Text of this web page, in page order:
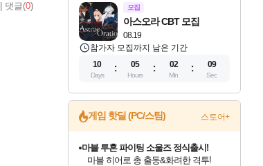
댓글(0) 모집
08.19
아스오라 CBT 모집
참가자 모집까지 남은 기간
10
Days
05
Hours
02
Min
08
Sec
게임 핫딜 (PC/스팀) 스토어+
귀무자: 검의 길 예약 판매 중!
10% 할인과